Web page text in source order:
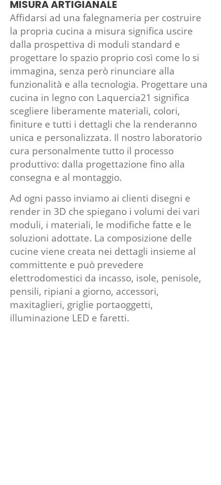
MISURA ARTIGIANALE
Affidarsi ad una falegnameria per costruire
la propria cucina a misura significa uscire
dalla prospettiva di moduli standard e
progettare lo spazio proprio così come lo si
immagina, senza però rinunciare alla
funzionalità e alla tecnologia. Progettare una
cucina in legno con Laquercia21 significa
scegliere liberamente materiali, colori,
finiture e tutti i dettagli che la renderanno
unica e personalizzata. Il nostro laboratorio
cura personalmente tutto il processo
produttivo: dalla progettazione fino alla
consegna e al montaggio.
Ad ogni passo inviamo ai clienti disegni e
render in 3D che spiegano i volumi dei vari
moduli, i materiali, le modifiche fatte e le
soluzioni adottate. La composizione delle
cucine viene creata nei dettagli insieme al
committente e può prevedere
elettrodomestici da incasso, isole, penisole,
pensili, ripiani a giorno, accessori,
maxitaglieri, griglie portaoggetti,
illuminazione LED e faretti.